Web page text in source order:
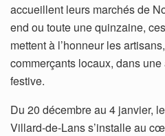
accueillent leurs marchés de
end ou toute une quinzaine,
mettent à l’honneur les
commerçants locaux, dans
festive.
Du 20 décembre au 4 janvier,
Villard-de-Lans s’installe au